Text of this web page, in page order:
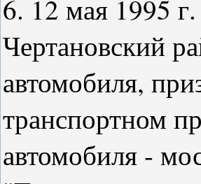
6. 12 мая 1995
Чертановский
автомобиля,
транспортном
автомобиля -